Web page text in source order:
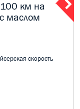
км на
маслом
скорость